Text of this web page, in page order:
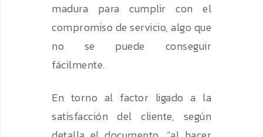
madura para cumplir con el
compromiso de servicio, algo que
no se puede conseguir
fácilmente.
En torno al factor ligado a la
satisfacción del cliente, según